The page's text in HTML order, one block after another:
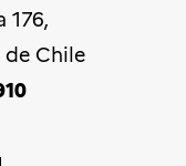
176,
de Chile